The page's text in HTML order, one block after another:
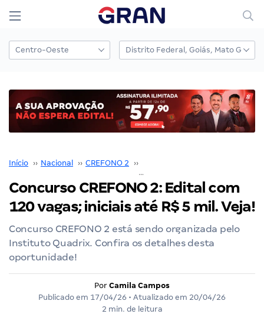
Início ›› Nacional ›› CREFONO 2 ››
Concurso CREFONO 2: Edital com
120 vagas; iniciais até R$ 5 mil. Veja!
Concurso CREFONO 2 está sendo organizada pelo
Instituto Quadrix. Confira os detalhes desta
oportunidade!
Por Camila Campos
Publicado em 17/04/26 • Atualizado em 20/04/26
2 min. de leitura